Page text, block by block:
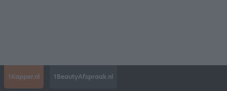
1Kapper.nl 1BeautyAfspraak.nl